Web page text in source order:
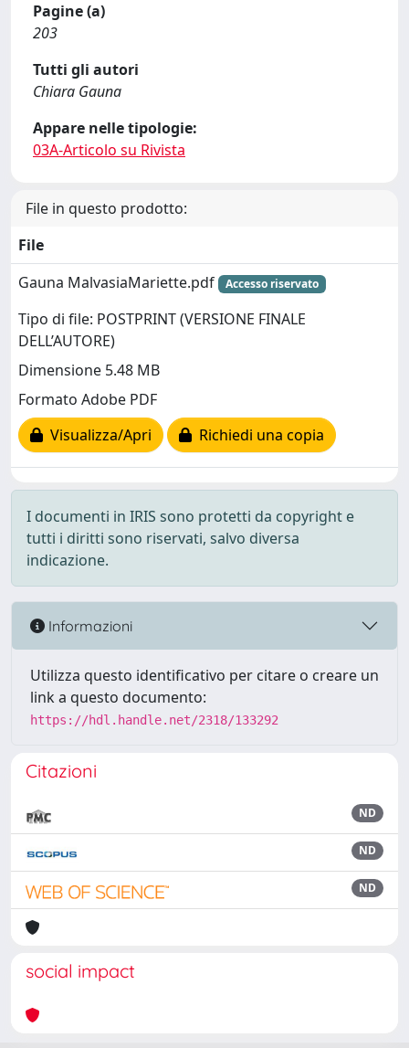
Pagine (a)
203
Tutti gli autori
Chiara Gauna
Appare nelle tipologie:
03A-Articolo su Rivista
File in questo prodotto:
File
Gauna MalvasiaMariette.pdf
Accesso riservato
Tipo di file: POSTPRINT (VERSIONE FINALE
DELL’AUTORE)
Dimensione 5.48 MB
Formato Adobe PDF
Visualizza/Apri
Richiedi una copia
I documenti in IRIS sono protetti da copyright e
tutti i diritti sono riservati, salvo diversa
indicazione.
Informazioni
Utilizza questo identificativo per citare o creare un
link a questo documento:
https://hdl.handle.net/2318/133292
Citazioni
ND
ND
ND
social impact